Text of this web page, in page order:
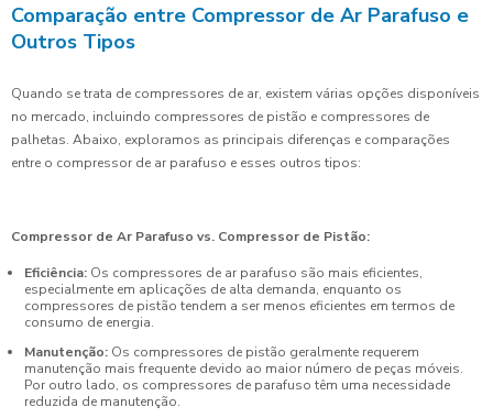
Comparação entre Compressor de Ar Parafuso e
Outros Tipos
Quando se trata de compressores de ar, existem várias opções disponíveis
no mercado, incluindo compressores de pistão e compressores de
palhetas. Abaixo, exploramos as principais diferenças e comparações
entre o compressor de ar parafuso e esses outros tipos:
Compressor de Ar Parafuso vs. Compressor de Pistão:
Eficiência: Os compressores de ar parafuso são mais eficientes,
especialmente em aplicações de alta demanda, enquanto os
compressores de pistão tendem a ser menos eficientes em termos de
consumo de energia.
Manutenção: Os compressores de pistão geralmente requerem
manutenção mais frequente devido ao maior número de peças móveis.
Por outro lado, os compressores de parafuso têm uma necessidade
reduzida de manutenção.